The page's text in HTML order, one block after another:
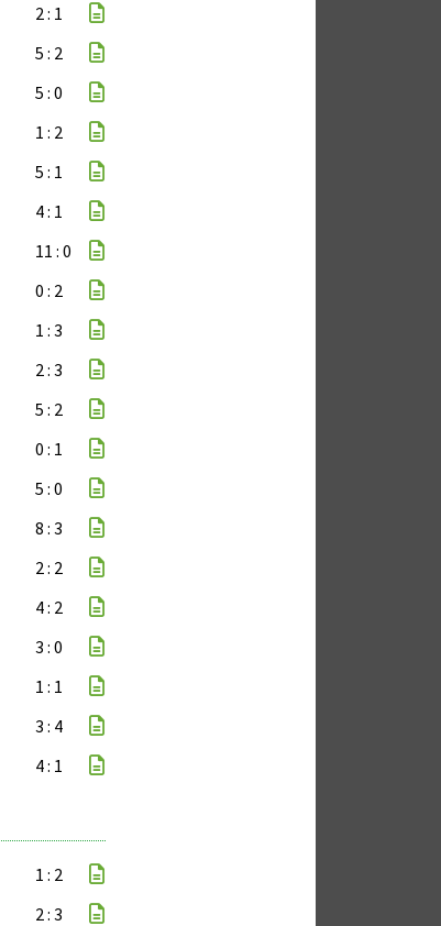
2 : 1
5 : 2
5 : 0
1 : 2
5 : 1
4 : 1
11 : 0
0 : 2
1 : 3
2 : 3
5 : 2
0 : 1
5 : 0
8 : 3
2 : 2
4 : 2
3 : 0
1 : 1
3 : 4
4 : 1
1 : 2
2 : 3